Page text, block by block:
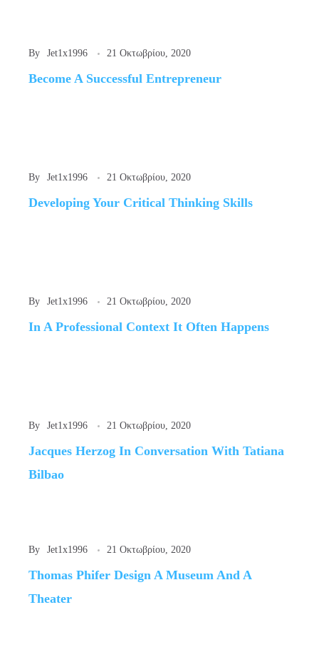
Become A Successful Entrepreneur
21 Οκτωβρίου, 2020
By Jet1x1996
Developing Your Critical Thinking Skills
21 Οκτωβρίου, 2020
By Jet1x1996
In A Professional Context It Often Happens
21 Οκτωβρίου, 2020
By Jet1x1996
Jacques Herzog In Conversation With Tatiana
Bilbao
21 Οκτωβρίου, 2020
By Jet1x1996
Thomas Phifer Design A Museum And A
Theater
21 Οκτωβρίου, 2020
By Jet1x1996